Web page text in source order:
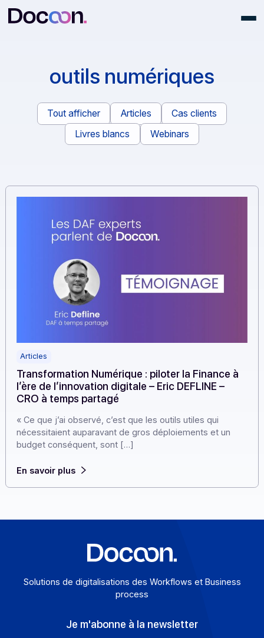
outils numériques
Tout afficher Articles
Cas clients
Livres blancs
Webinars
Articles
Transformation Numérique : piloter la Finance
l’ère de l’innovation digitale – Eric DEFLINE –
CRO à temps partagé
« Ce que j’ai observé, c’est que les outils utiles qui
En savoir plus